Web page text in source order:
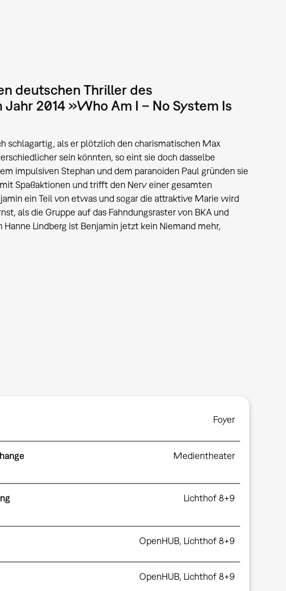
deutschen Thriller des
2014 »Who Am I – No System Is
schlagartig, als er plötzlich den charismatischen Max
sein könnten, so eint sie doch dasselbe
impulsiven Stephan und dem paranoiden Paul gründen sie
Spaßaktionen und trifft den Nerv einer gesamten
ein Teil von etwas und sogar die attraktive Marie wird
als die Gruppe auf das Fahndungsraster von BKA und
Lindberg ist Benjamin jetzt kein Niemand mehr,
Foyer
Medientheater
Lichthof 8+9
OpenHUB, Lichthof 8+9
OpenHUB, Lichthof 8+9